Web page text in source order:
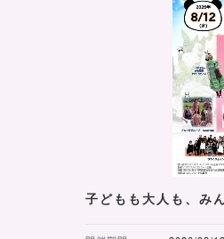
子どもも大人も、み